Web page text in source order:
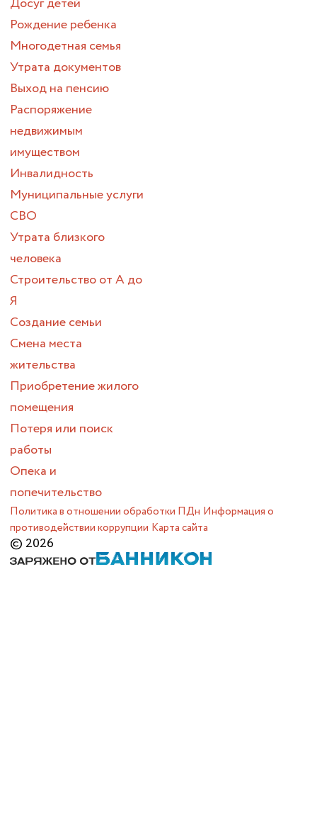
Рождение ребенка
Многодетная семья
Утрата документов
Выход на пенсию
Распоряжение
недвижимым
имуществом
Инвалидность
Муниципальные услуги
СВО
Утрата близкого
человека
Строительство от А до
Я
Создание семьи
Смена места
жительства
Приобретение жилого
помещения
Потеря или поиск
работы
Опека и
попечительство
Политика в отношении обработки ПДн Информация о
противодействии коррупции Карта сайта
© 2026